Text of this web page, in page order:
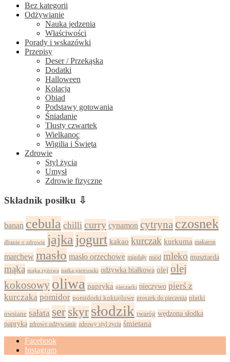
Bez kategorii
Odżywianie
Nauka jedzenia
Właściwości
Porady i wskazówki
Przepisy
Deser / Przekąska
Dodatki
Halloween
Kolacja
Obiad
Podstawy gotowania
Śniadanie
Tłusty czwartek
Wielkanoc
Wigilia i Święta
Zdrowie
Styl życia
Umysł
Zdrowie fizyczne
Składnik posiłku ⇩
banan cebula chilli curry cynamon cytryna czosnek
dbanie o zdrowie jajka jogurt kakao kurczak kurkuma makaron
marchew masło masło orzechowe migdały miód mleko musztarda
mąka mąka ryżowa natka pietruszki odżywka białkowa olej olej
kokosowy oliwa papryka pieczarki pieczywo pierś z
kurczaka pomidor pomidorki koktajlowe proszek do pieczenia płatki
owsiane sałata ser skyr słodzik twaróg wędzona słodka
papryka zdrowe odżywianie zdrowy styl życia śmietana
Facebook
Instagram